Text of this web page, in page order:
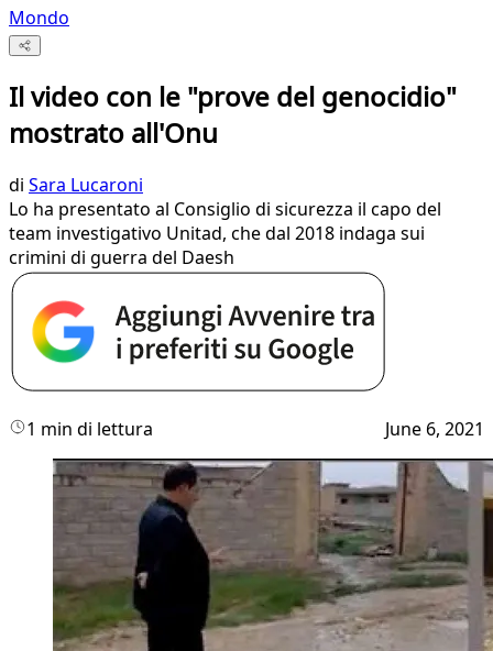
Mondo
Il video con le "prove del genocidio"
mostrato all'Onu
di Sara Lucaroni
Lo ha presentato al Consiglio di sicurezza il capo del
team investigativo Unitad, che dal 2018 indaga sui
crimini di guerra del Daesh
1 min di lettura June 6, 2021